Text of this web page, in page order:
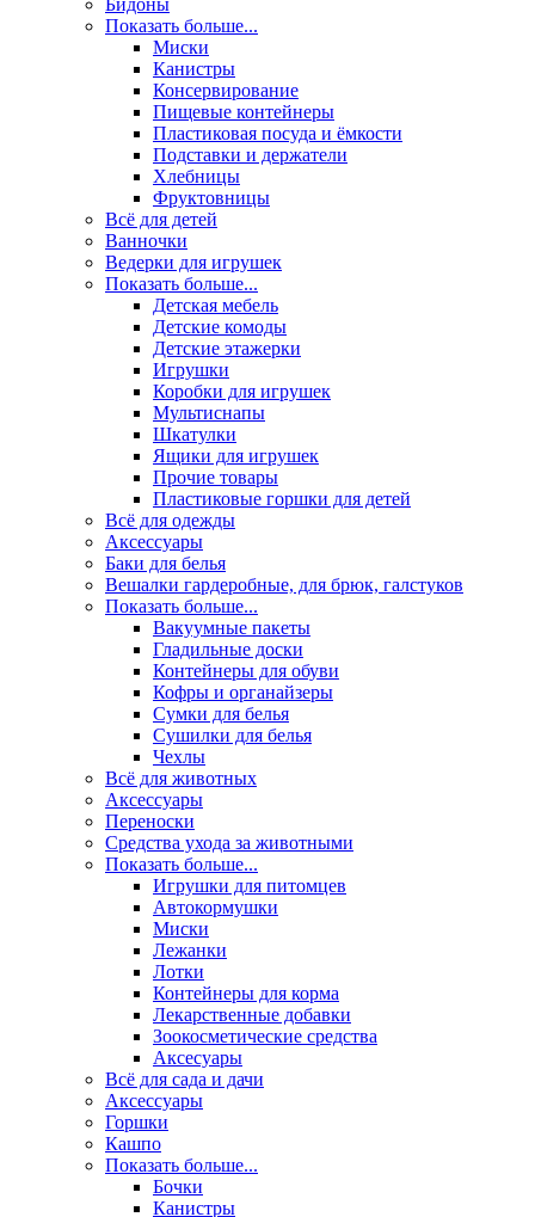
Бидоны
Показать больше...
Миски
Канистры
Консервирование
Пищевые контейнеры
Пластиковая посуда и ёмкости
Подставки и держатели
Хлебницы
Фруктовницы
Всё для детей
Ванночки
Ведерки для игрушек
Показать больше...
Детская мебель
Детские комоды
Детские этажерки
Игрушки
Коробки для игрушек
Мультиснапы
Шкатулки
Ящики для игрушек
Прочие товары
Пластиковые горшки для детей
Всё для одежды
Аксессуары
Баки для белья
Вешалки гардеробные, для брюк, галстуков
Показать больше...
Вакуумные пакеты
Гладильные доски
Контейнеры для обуви
Кофры и органайзеры
Сумки для белья
Сушилки для белья
Чехлы
Всё для животных
Аксесcуары
Переноски
Средства ухода за животными
Показать больше...
Игрушки для питомцев
Автокормушки
Миски
Лежанки
Лотки
Контейнеры для корма
Лекарственные добавки
Зоокосметические средства
Аксесуары
Всё для сада и дачи
Аксессуары
Горшки
Кашпо
Показать больше...
Бочки
Канистры